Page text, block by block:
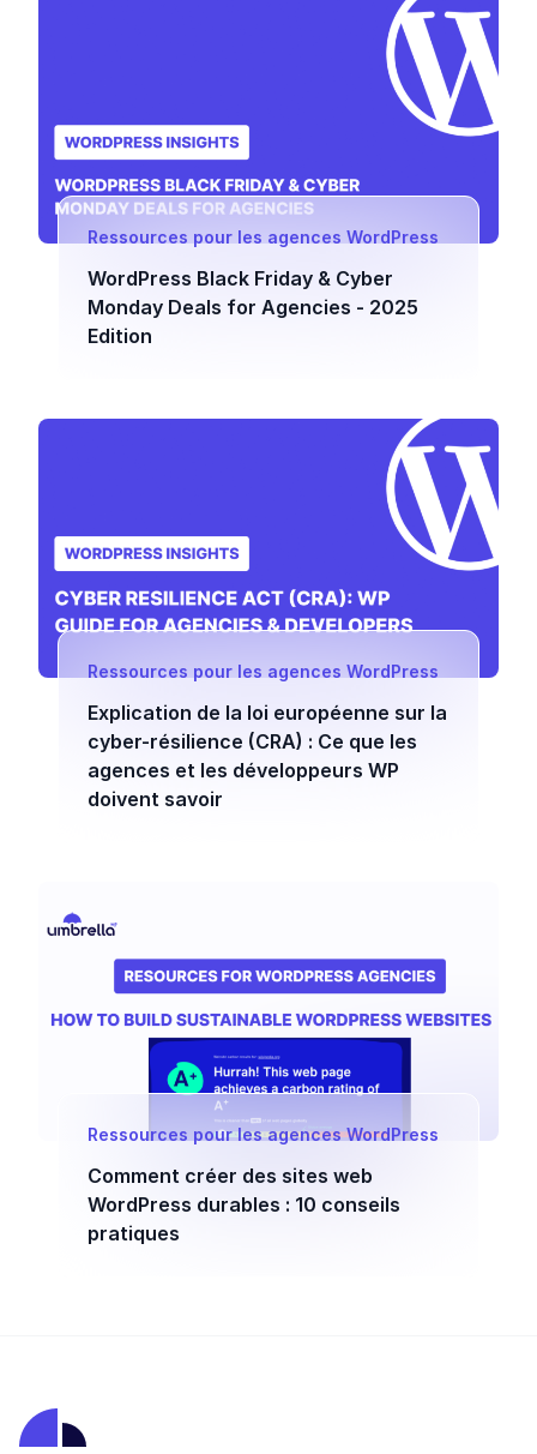
Ressources pour les agences WordPress
WordPress Black Friday & Cyber
Monday Deals for Agencies - 2025
Edition
Ressources pour les agences WordPress
Explication de la loi européenne sur la
cyber-résilience (CRA) : Ce que les
agences et les développeurs WP
doivent savoir
Ressources pour les agences WordPress
Comment créer des sites web
WordPress durables : 10 conseils
pratiques